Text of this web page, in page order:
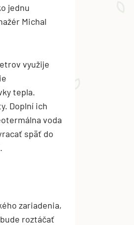
jednu
Michal
využije
tepla.
Doplní ich
voda
späť do
zariadenia,
roztáčať